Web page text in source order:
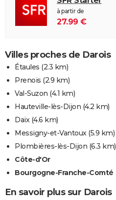
à partir de
27.99 €
Villes proches de Darois
Étaules (2.3 km)
Prenois (2.9 km)
Val-Suzon (4.1 km)
Hauteville-lès-Dijon (4.2 km)
Daix (4.6 km)
Messigny-et-Vantoux (5.9 km)
Plombières-lès-Dijon (6.3 km)
Côte-d'Or
Bourgogne-Franche-Comté
En savoir plus sur Darois